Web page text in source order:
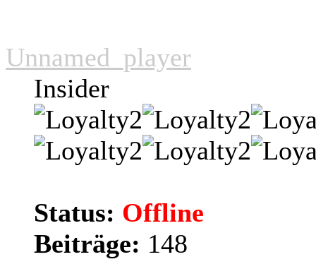
Unnamed_player
Insider
Status: Offline
Beiträge: 148